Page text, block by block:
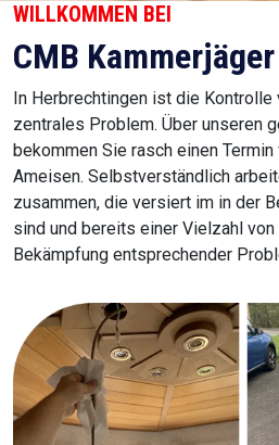
WILLKOMMEN BEI
CMB Kammerjäger
In Herbrechtingen ist die Kontrolle
zentrales Problem. Über unseren
bekommen Sie rasch einen
Ameisen. Selbstverständlich
zusammen, die versiert im in der
sind und bereits einer Vielzahl
Bekämpfung entsprechender